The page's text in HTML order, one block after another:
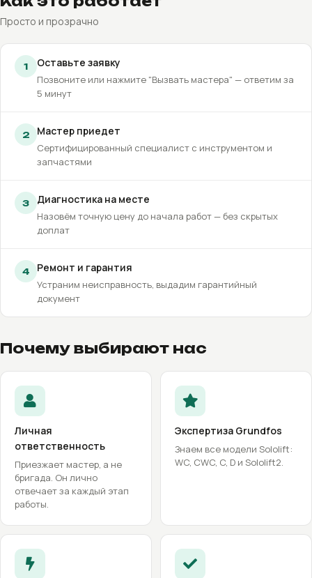
Просто и прозрачно
1 Оставьте заявку
Позвоните или нажмите "Вызвать мастера" — ответим за
5 минут
2 Мастер приедет
Сертифицированный специалист с инструментом и
запчастями
3 Диагностика на месте
Назовём точную цену до начала работ — без скрытых
доплат
4 Ремонт и гарантия
Устраним неисправность, выдадим гарантийный
документ
Почему выбирают нас
Личная
ответственность
Приезжает мастер, а не
бригада. Он лично
отвечает за каждый этап
работы.
Экспертиза Grundfos
Знаем все модели Sololift:
WC, CWC, C, D и Sololift2.